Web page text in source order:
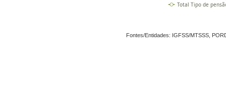
Total Tipo de
Fontes/Entidades: IGFSS/MTSSS,